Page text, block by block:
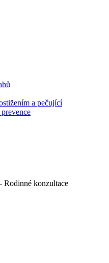
a pečující
Rodinné konzultace